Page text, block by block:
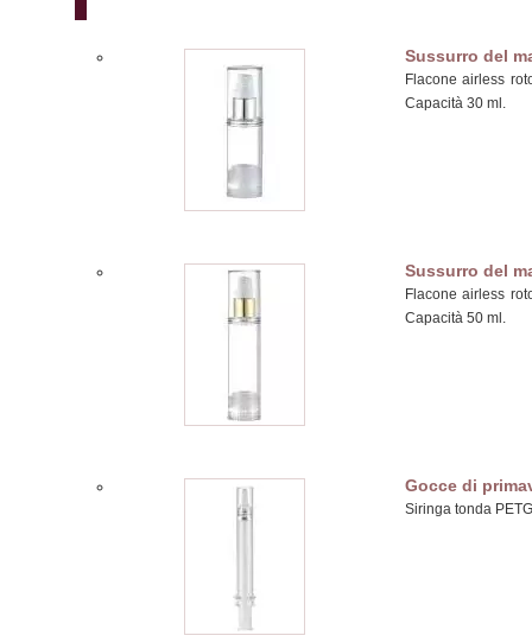
Sussurro del
Flacone airless
Capacità 30 ml.
Sussurro del
Flacone airless
Capacità 50 ml.
Gocce di
Siringa tonda